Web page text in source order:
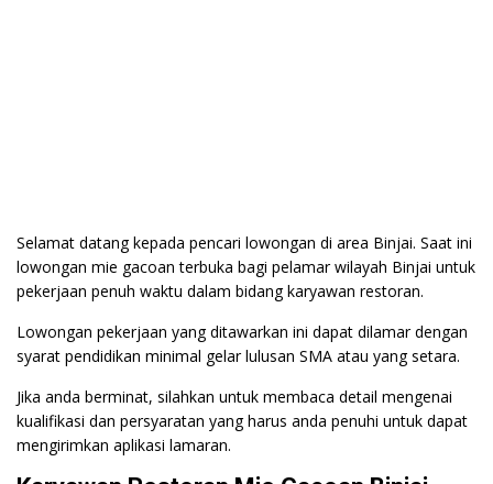
Selamat datang kepada pencari lowongan di area Binjai. Saat ini
lowongan mie gacoan terbuka bagi pelamar wilayah Binjai untuk
pekerjaan penuh waktu dalam bidang karyawan restoran.
Lowongan pekerjaan yang ditawarkan ini dapat dilamar dengan
syarat pendidikan minimal gelar lulusan SMA atau yang setara.
Jika anda berminat, silahkan untuk membaca detail mengenai
kualifikasi dan persyaratan yang harus anda penuhi untuk dapat
mengirimkan aplikasi lamaran.